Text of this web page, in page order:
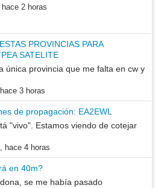
hace 2 horas
PROVINCIAS PARA
SATELITE
única provincia que me falta en cw y
hace 3 horas
de propagación: EA2EWL
"vivo". Estamos viendo de cotejar
hace 4 horas
en 40m?
se me había pasado